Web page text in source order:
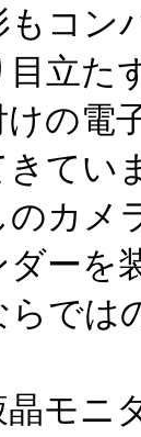
もコン
目立た
の電
てい
のカメ
ダーを
らでは
モニ